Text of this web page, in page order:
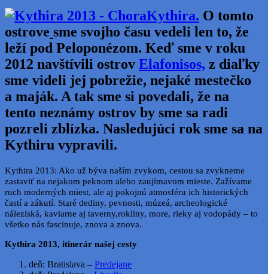
Kythira. O tomto
ostrove sme svojho času vedeli len to, že
leží pod Peloponézom. Keď sme v roku
2012 navštívili ostrov Elafonisos, z diaľky
sme videli jej pobrežie, nejaké mestečko
a maják. A tak sme si povedali, že na
tento neznámy ostrov by sme sa radi
pozreli zblízka. Nasledujúci rok sme sa na
Kythiru vypravili.
Kythira 2013: Ako už býva naším zvykom, cestou sa zvykneme
zastaviť na nejakom peknom alebo zaujímavom mieste. Zažívame
ruch moderných miest, ale aj pokojnú atmosféru ich historických
častí a zákutí. Staré dediny, pevnosti, múzeá, archeologické
náleziská, kaviarne aj taverny,rokliny, more, rieky aj vodopády – to
všetko nás fascinuje, znova a znova.
Kythira 2013, itinerár našej cesty
deň: Bratislava – Predejane